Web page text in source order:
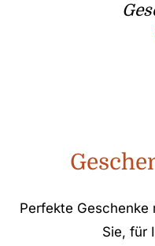
Perfekte
Sie, für